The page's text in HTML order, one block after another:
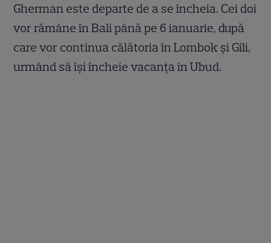
Gherman este departe de a se încheia. Cei doi
vor rămâne în Bali până pe 6 ianuarie, după
care vor continua călătoria în Lombok și Gili,
urmând să își încheie vacanța în Ubud.